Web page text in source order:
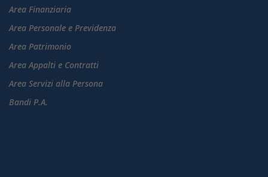
Area Finanziaria
Area Personale e Previdenza
Area Patrimonio
Area Appalti e Contratti
Area Servizi alla Persona
Bandi P.A.